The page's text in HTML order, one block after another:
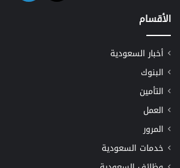
الأقسام
أخبار السعودية
البنوك
التأمين
العمل
المرور
خدمات السعودية